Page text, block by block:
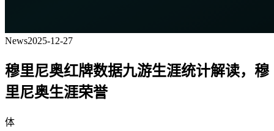
News2025-12-27
穆里尼奥红牌数据九游生涯统计解读，穆
里尼奥生涯荣誉
体